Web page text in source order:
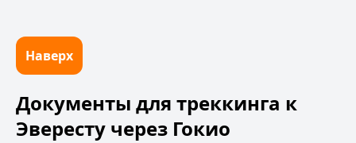
Наверх
Документы для треккинга к
Эвересту через Гокио